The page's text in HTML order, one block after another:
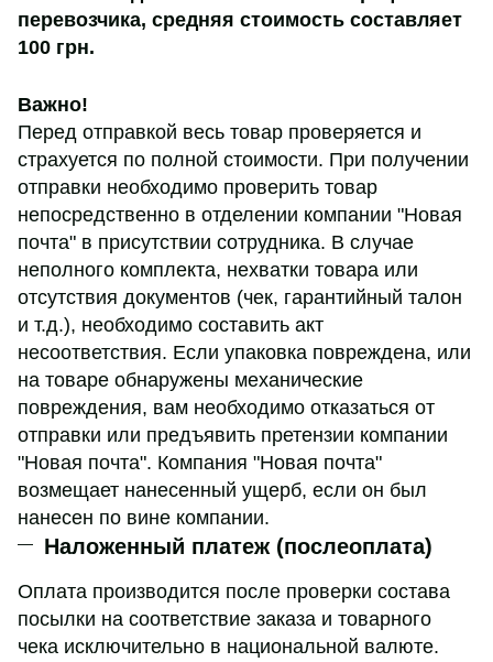
перевозчика, средняя стоимость составляет
100 грн.
Важно!
Перед отправкой весь товар проверяется и
страхуется по полной стоимости. При получении
отправки необходимо проверить товар
непосредственно в отделении компании "Новая
почта" в присутствии сотрудника. В случае
неполного комплекта, нехватки товара или
отсутствия документов (чек, гарантийный талон
и т.д.), необходимо составить акт
несоответствия. Если упаковка повреждена, или
на товаре обнаружены механические
повреждения, вам необходимо отказаться от
отправки или предъявить претензии компании
"Новая почта". Компания "Новая почта"
возмещает нанесенный ущерб, если он был
нанесен по вине компании.
Наложенный платеж (послеоплата)
Оплата производится после проверки состава
посылки на соответствие заказа и товарного
чека исключительно в национальной валюте.